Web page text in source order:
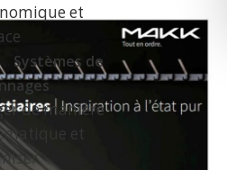
et
Systèmes de
de manière
et